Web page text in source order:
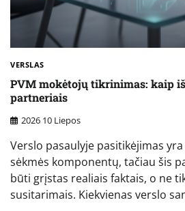
VERSLAS
PVM mokėtojų tikrinimas: kaip
partneriais
2026 10 Liepos
Verslo pasaulyje pasitikėjimas
sėkmės komponentų, tačiau šis
būti grįstas realiais faktais, o ne
susitarimais. Kiekvienas verslo